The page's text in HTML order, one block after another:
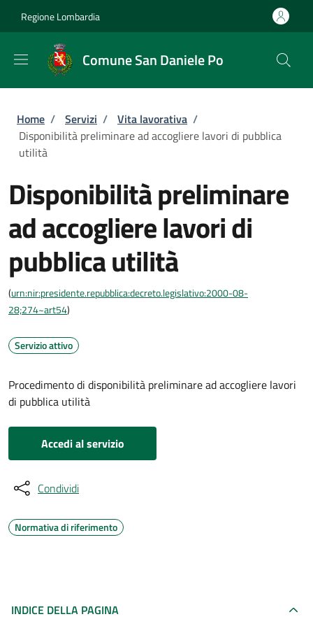
Regione Lombardia
Comune San Daniele Po
Briciole di pane
Home / Servizi / Vita lavorativa /
Disponibilità preliminare ad accogliere lavori di pubblica
utilità
Disponibilità preliminare
ad accogliere lavori di
pubblica utilità
(urn:nir:presidente.repubblica:decreto.legislativo:2000-08-
28;274~art54)
Servizio attivo
Procedimento di disponibilità preliminare ad accogliere lavori
di pubblica utilità
Accedi al servizio
Condividi
Normativa di riferimento
INDICE DELLA PAGINA